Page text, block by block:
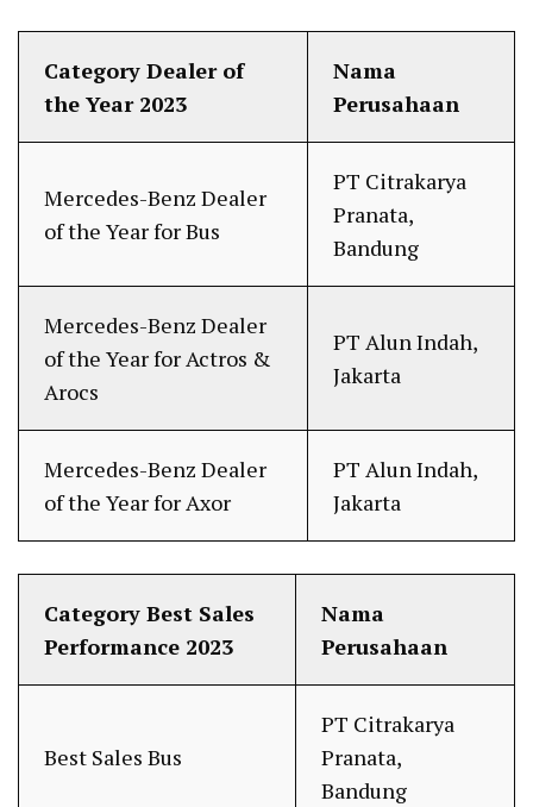
Category Dealer of
the Year 2023
Nama
Perusahaan
Mercedes-Benz Dealer
of the Year for Bus
PT Citrakarya
Pranata,
Bandung
Mercedes-Benz Dealer
of the Year for Actros &
Arocs
PT Alun Indah,
Jakarta
Mercedes-Benz Dealer
of the Year for Axor
PT Alun Indah,
Jakarta
Category Best Sales
Performance 2023
Nama
Perusahaan
Best Sales Bus
PT Citrakarya
Pranata,
Bandung